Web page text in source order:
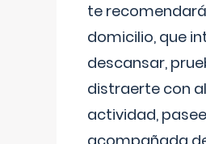
te
domicilio, que
descansar,
distraerte con
actividad,